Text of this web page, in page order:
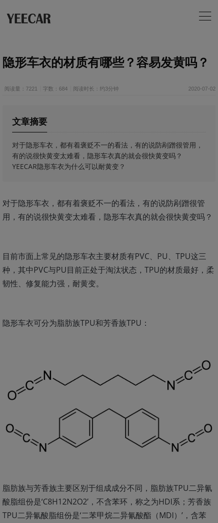
隐形车衣的材质有哪些？容易发黄吗？
阅读量：7221 字数：684 阅读时长：约3分钟 2020-07-02
文章摘要
对于隐形车衣，都有着褒贬不一的看法，有的说防剐蹭很管用，
有的说很快黄变太难看，隐形车衣真的就会很快黄变吗？
YEECAR隐形车衣为什么可以耐黄变？
对于隐形车衣，都有着褒贬不一的看法，有的说防剐蹭很管
用，有的说很快黄变太难看，隐形车衣真的就会很快黄变吗？
目前市面上常见的隐形车衣主要材质有PVC、PU、TPU这三
种，其中PVC与PU目前正处于淘汰状态，TPU的材质最好，柔
韧性、修复能力强，耐黄变。
隐形车衣可分为脂肪族TPU和芳香族TPU：
脂肪族与芳香族主要区别于组成成分不同，脂肪族TPU二异氰
酸脂组份是‘C8H12N2O2’，不含苯环，称之为HDI系；芳香族
TPU二异氰酸脂组份是‘二苯甲烷二异氰酸酯（MDI）’，含苯